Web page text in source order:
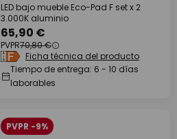
LED bajo mueble Eco-Pad F set x 2
3.000K aluminio
65,90 €
PVPR70,80 €
Ficha técnica del producto
Tiempo de entrega: 6 - 10 días
laborables
PVPR -9%